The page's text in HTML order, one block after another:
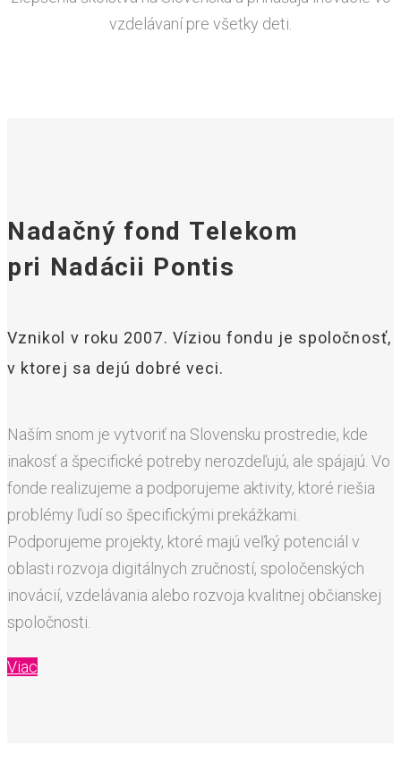
vzdelávaní pre všetky deti.
Nadačný fond Telekom
pri Nadácii Pontis
Vznikol v roku 2007. Víziou fondu je spoločnosť,
v ktorej sa dejú dobré veci.
Naším snom je vytvoriť na Slovensku prostredie, kde
inakosť a špecifické potreby nerozdeľujú, ale spájajú. Vo
fonde realizujeme a podporujeme aktivity, ktoré riešia
problémy ľudí so špecifickými prekážkami.
Podporujeme projekty, ktoré majú veľký potenciál v
oblasti rozvoja digitálnych zručností, spoločenských
inovácií, vzdelávania alebo rozvoja kvalitnej občianskej
spoločnosti.
Viac